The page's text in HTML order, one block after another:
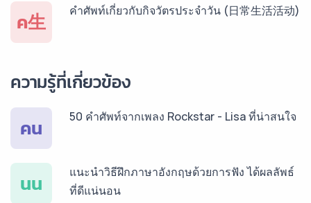
บริการรับแปลภาษาสเปน ราคาเริ่มต้น 150฿
บริการรับแปลภาษารัสเซีย ราคาเริ่มต้น 150฿
บริการรับแปลภาษาทั่วไทย ราคาเริ่มต้น 150฿
ค生 คำศัพท์เกี่ยวกับกิจวัตรประจำวัน (日常生活活动)
ความรู้ที่เกี่ยวข้อง
คน 50 คำศัพท์จากเพลง Rockstar - Lisa ที่น่าสนใจ
นน
แนะนำวิธีฝึกภาษาอังกฤษด้วยการฟัง ได้ผลลัพธ์
ที่ดีแน่นอน